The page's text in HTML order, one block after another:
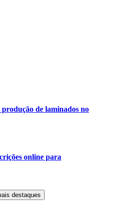
de laminados no
online para
destaques